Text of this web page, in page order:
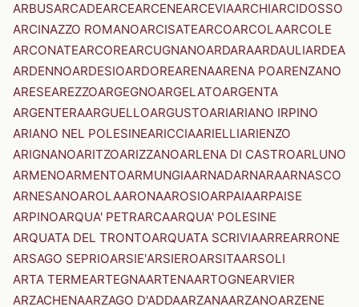
ARBUSARCADEARCEARCENEARCEVIAARCHIARCIDOSSO
ARCINAZZO ROMANOARCISATEARCOARCOLAARCOLE
ARCONATEARCOREARCUGNANOARDARAARDAULIARDEA
ARDENNOARDESIOARDOREARENAARENA POARENZANO
ARESEAREZZOARGEGNOARGELATOARGENTA
ARGENTERAARGUELLOARGUSTOARIARIANO IRPINO
ARIANO NEL POLESINEARICCIAARIELLIARIENZO
ARIGNANOARITZOARIZZANOARLENA DI CASTROARLUNO
ARMENOARMENTOARMUNGIAARNADARNARAARNASCO
ARNESANOAROLAARONAAROSIOARPAIAARPAISE
ARPINOARQUA' PETRARCAARQUA' POLESINE
ARQUATA DEL TRONTOARQUATA SCRIVIAARREARRONE
ARSAGO SEPRIOARSIE'ARSIEROARSITAARSOLI
ARTA TERMEARTEGNAARTENAARTOGNEARVIER
ARZACHENAARZAGO D'ADDAARZANAARZANOARZENE